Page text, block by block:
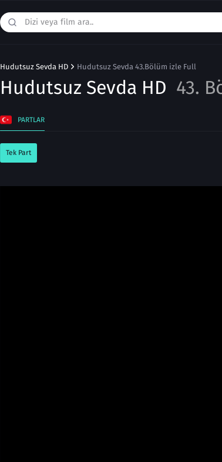
Hudutsuz Sevda HD Hudutsuz Sevda 43.Bölüm izle Full
Hudutsuz Sevda HD 43.
PARTLAR
Tek Part